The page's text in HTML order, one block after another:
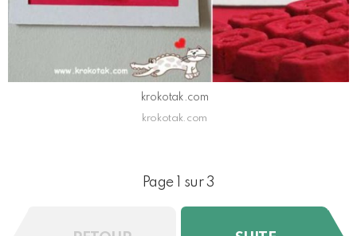
krokotak.com
krokotak.com
Page 1 sur 3